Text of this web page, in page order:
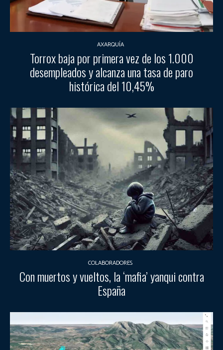
AXARQUÍA
Torrox baja por primera vez de los 1.000
desempleados y alcanza una tasa de paro
histórica del 10,45%
COLABORADORES
Con muertos y vueltos, la ‘mafia’ yanqui contra
España